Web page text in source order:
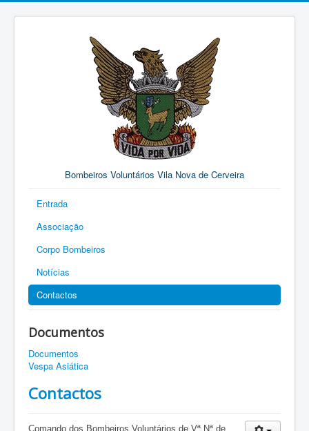
Bombeiros Voluntários Vila Nova de Cerveira
Entrada
Associação
Corpo Bombeiros
Notícias
Contactos
Documentos
Documentos
Vespa Asiática
Contactos
Comando dos Bombeiros Voluntários de Vª Nª de